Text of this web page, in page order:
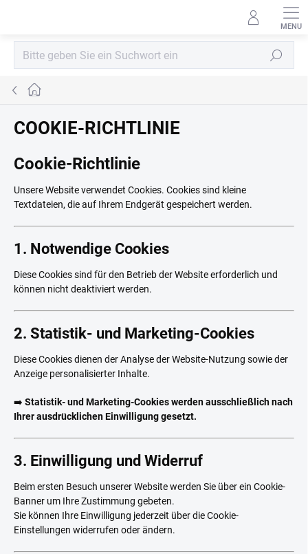
Suchen
Startseite
COOKIE-RICHTLINIE
Cookie-Richtlinie
Unsere Website verwendet Cookies. Cookies sind kleine
Textdateien, die auf Ihrem Endgerät gespeichert werden.
1. Notwendige Cookies
Diese Cookies sind für den Betrieb der Website erforderlich und
können nicht deaktiviert werden.
2. Statistik- und Marketing-Cookies
Diese Cookies dienen der Analyse der Website-Nutzung sowie der
Anzeige personalisierter Inhalte.
➡️ Statistik- und Marketing-Cookies werden ausschließlich nach
Ihrer ausdrücklichen Einwilligung gesetzt.
3. Einwilligung und Widerruf
Beim ersten Besuch unserer Website werden Sie über ein Cookie-
Banner um Ihre Zustimmung gebeten.
Sie können Ihre Einwilligung jederzeit über die Cookie-
Einstellungen widerrufen oder ändern.